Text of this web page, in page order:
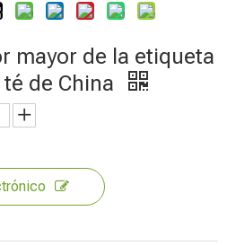
mayor de la etiqueta
de China